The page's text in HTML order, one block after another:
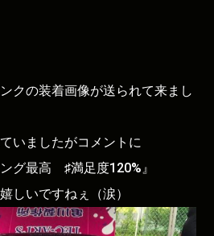
クの装着画像が送られて来まし
いましたがコメントに
グ最高 ♯満足度120%』
しいですねぇ（涙）